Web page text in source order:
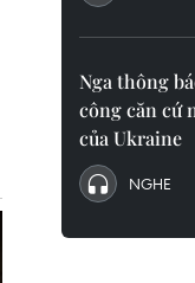
Nga thông
công căn cứ
của Ukraine
NGHE